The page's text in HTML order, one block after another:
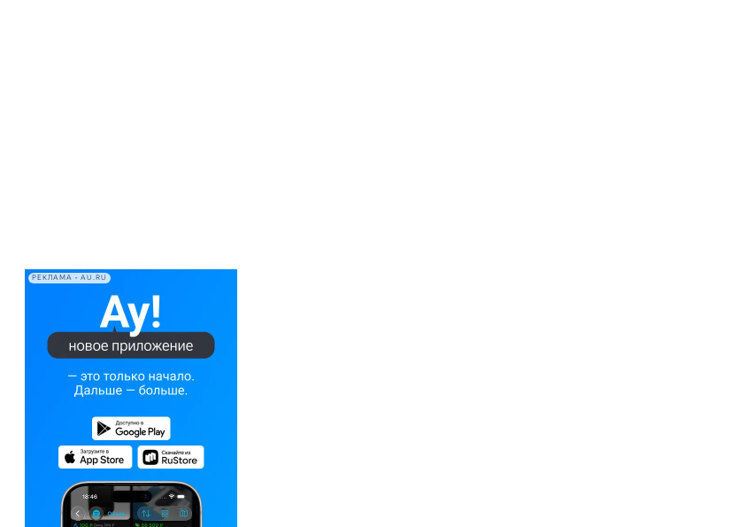
РЕКЛАМА • AU.RU